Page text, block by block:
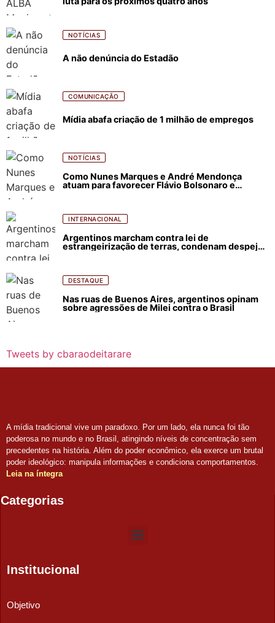
NOTÍCIAS
A não denúncia do Estadão
COMUNICAÇÃO
Mídia abafa criação de 1 milhão de empregos
NOTÍCIAS
Como Nunes Marques e André Mendonça
atuam para favorecer Flávio Bolsonaro e
INTERNACIONAL
Argentinos marcham contra lei de
estrangeirização de terras, condenam despejos
DESTAQUE
Nas ruas de Buenos Aires, argentinos opinam
sobre agressões de Milei contra o Brasil
Tweets by cbaraodeitarare
A mídia tradicional vive um paradoxo. Por um lado, ela nunca foi tão
poderosa no mundo e no Brasil, atingindo níveis de concentração sem
precedentes na história. Além do poder econômico, ela exerce um brutal
poder ideológico: manipula informações e condiciona comportamentos.
Leia na íntegra
Categorias
Institucional
Objetivo